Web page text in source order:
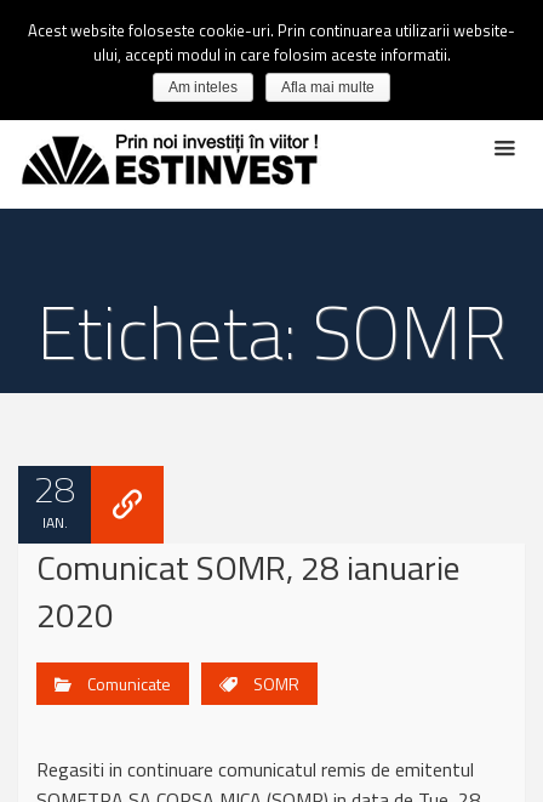
Eticheta: SOMR
28
IAN.
Comunicat SOMR, 28 ianuarie
2020
Comunicate SOMR
Regasiti in continuare comunicatul remis de emitentul
Acest website foloseste cookie-uri. Prin continuarea utilizarii website-
ului, accepti modul in care folosim aceste informatii.
Am inteles Afla mai multe